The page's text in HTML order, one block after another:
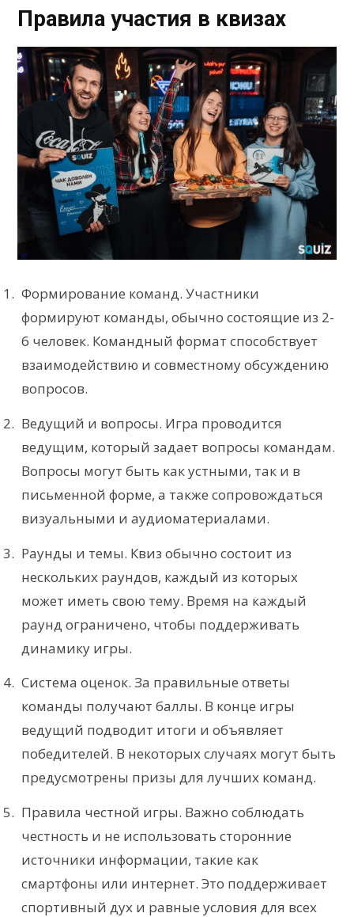
Правила участия в квизах
Формирование команд. Участники
формируют команды, обычно состоящие из 2-
6 человек. Командный формат способствует
взаимодействию и совместному обсуждению
вопросов.
Ведущий и вопросы. Игра проводится
ведущим, который задает вопросы командам.
Вопросы могут быть как устными, так и в
письменной форме, а также сопровождаться
визуальными и аудиоматериалами.
Раунды и темы. Квиз обычно состоит из
нескольких раундов, каждый из которых
может иметь свою тему. Время на каждый
раунд ограничено, чтобы поддерживать
динамику игры.
Система оценок. За правильные ответы
команды получают баллы. В конце игры
ведущий подводит итоги и объявляет
победителей. В некоторых случаях могут быть
предусмотрены призы для лучших команд.
Правила честной игры. Важно соблюдать
честность и не использовать сторонние
источники информации, такие как
смартфоны или интернет. Это поддерживает
спортивный дух и равные условия для всех